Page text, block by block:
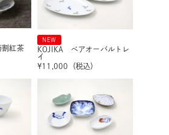
紅茶
NEW
KOJIKA ペアオーバルトレ
イ
¥11,000 （税込）